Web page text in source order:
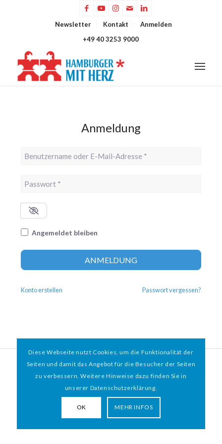
Newsletter Kontakt
Anmelden
+49 40 3253 9000
Anmeldung
Benutzername oder E-Mail-Adresse
Passwort *
Angemeldet bleiben
ANMELDUNG
Konto erstellen Passwort vergessen?
© 2026 HAMBURGER*MIT HERZ e.V. | WEBDESIGN BY WEBIGAMI
Diese Webseite nutzt Cookies, um die Funktionalität der
Seiten und damit das Angebot für die Besucher der Seiten
zu verbessern. Weitere Hinweise dazu finden Sie in
unserer Datenschutzerklärung.
OK MEHR INFOS